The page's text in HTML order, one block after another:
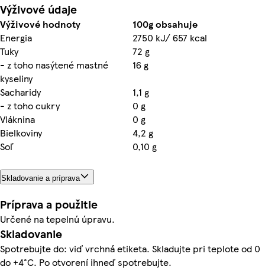
Výživové údaje
Výživové hodnoty
100g obsahuje
Energia
2750 kJ/ 657 kcal
Tuky
72 g
- z toho nasýtené mastné
kyseliny
16 g
Sacharidy
1,1 g
- z toho cukry
0 g
Vláknina
0 g
Bielkoviny
4,2 g
Soľ
0,10 g
Skladovanie a príprava
Príprava a použitie
Určené na tepelnú úpravu.
Skladovanie
Spotrebujte do: viď vrchná etiketa. Skladujte pri teplote od 0
do +4°C. Po otvorení ihneď spotrebujte.